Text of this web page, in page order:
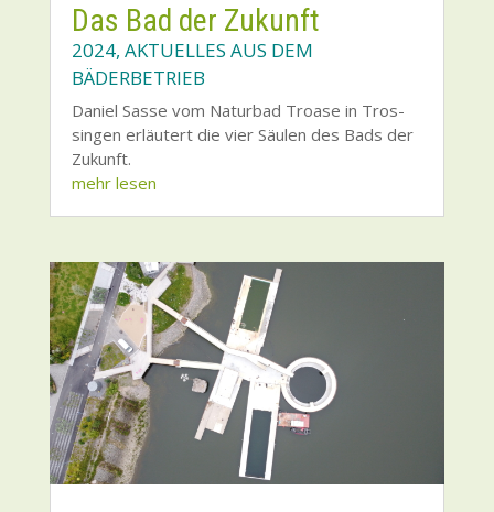
Das Bad der Zukunft
2024, AKTUELLES AUS DEM
BÄDERBETRIEB
Dani­el Sas­se vom Natur­bad Troa­se in Tros­
sin­gen erläu­tert die vier Säu­len des Bads der
Zukunft.
mehr lesen